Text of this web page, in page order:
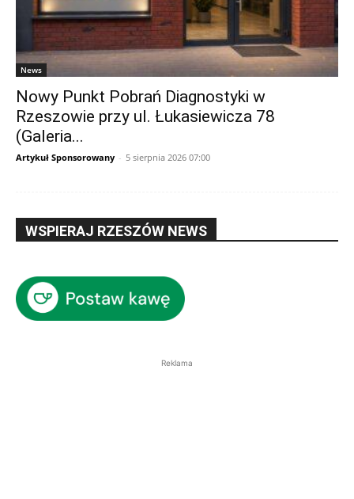
News
Nowy Punkt Pobrań Diagnostyki w
Rzeszowie przy ul. Łukasiewicza 78
(Galeria...
Artykuł Sponsorowany - 5 sierpnia 2026 07:00
WSPIERAJ RZESZÓW NEWS
Reklama